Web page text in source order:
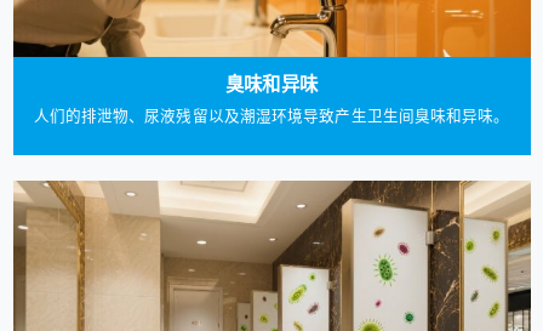
臭味和异味
人们的排泄物、尿液残留以及潮湿环境导致产生卫生间臭味和异味。